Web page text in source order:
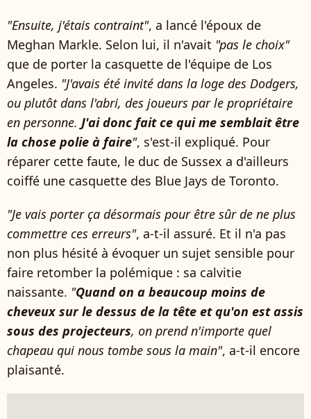
"Ensuite, j'étais contraint", a lancé l'époux de
Meghan Markle. Selon lui, il n'avait "pas le choix"
que de porter la casquette de l'équipe de Los
Angeles. "J'avais été invité dans la loge des Dodgers,
ou plutôt dans l'abri, des joueurs par le propriétaire
en personne. J'ai donc fait ce qui me semblait être
la chose polie à faire", s'est-il expliqué. Pour
réparer cette faute, le duc de Sussex a d'ailleurs
coiffé une casquette des Blue Jays de Toronto.
"Je vais porter ça désormais pour être sûr de ne plus
commettre ces erreurs", a-t-il assuré. Et il n'a pas
non plus hésité à évoquer un sujet sensible pour
faire retomber la polémique : sa calvitie
naissante. "Quand on a beaucoup moins de
cheveux sur le dessus de la tête et qu'on est assis
sous des projecteurs, on prend n'importe quel
chapeau qui nous tombe sous la main", a-t-il encore
plaisanté.